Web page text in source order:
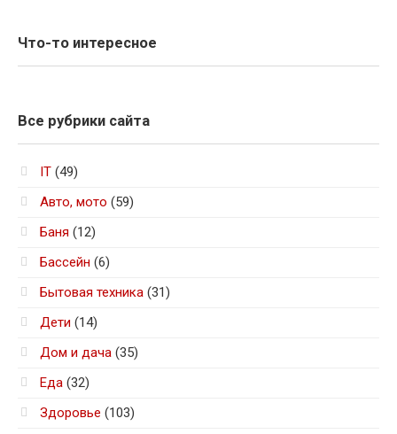
Что-то интересное
Все рубрики сайта
IT (49)
Авто, мото (59)
Баня (12)
Бассейн (6)
Бытовая техника (31)
Дети (14)
Дом и дача (35)
Еда (32)
Здоровье (103)